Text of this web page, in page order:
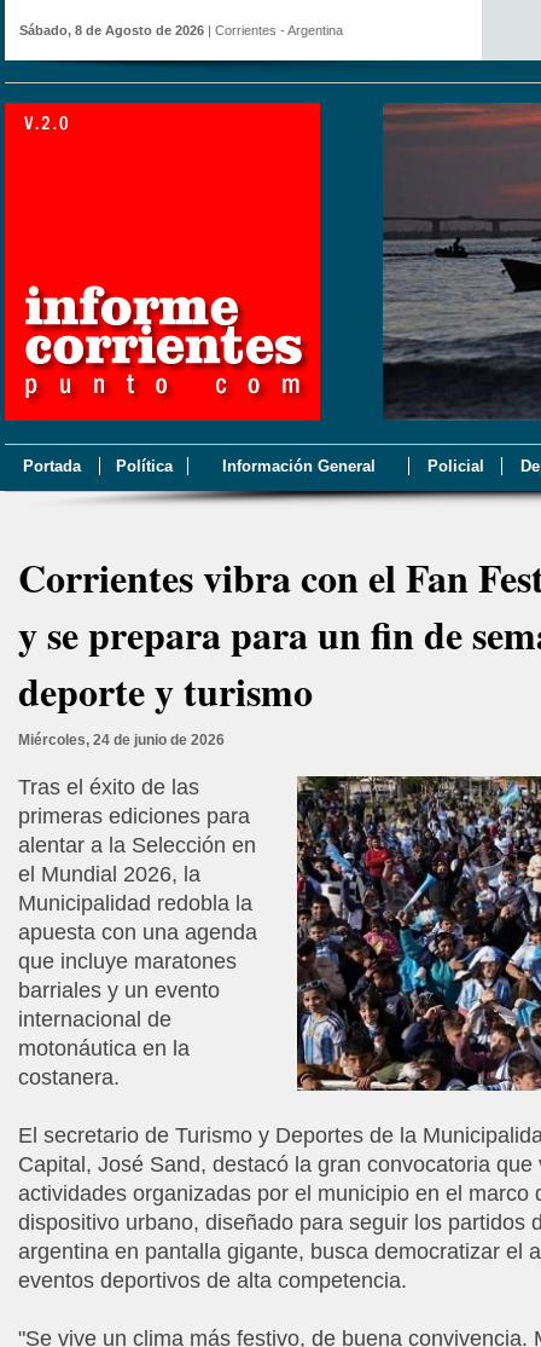
Sábado, 8 de Agosto de 2026 | Corrientes - Argentina
Portada Política Información General Policial
Corrientes vibra con el Fan
y se prepara para un fin de
deporte y turismo
Miércoles, 24 de junio de 2026
Tras el éxito de las
primeras ediciones para
alentar a la Selección en
el Mundial 2026, la
Municipalidad redobla la
apuesta con una agenda
que incluye maratones
barriales y un evento
internacional de
motonáutica en la
costanera.
El secretario de Turismo y Deportes de la
Capital, José Sand, destacó la gran convocatoria
actividades organizadas por el municipio en el marco
dispositivo urbano, diseñado para seguir los partidos
argentina en pantalla gigante, busca democratizar el
eventos deportivos de alta competencia.
"Se vive un clima más festivo, de buena convivencia.